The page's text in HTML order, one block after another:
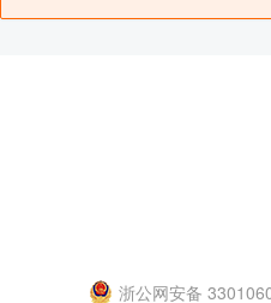
浙公网安备